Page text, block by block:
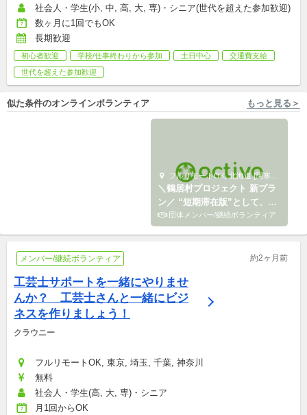
社会人・学生(小, 中, 高, 大, 専)・シニア(世代を超えた参加歓迎)
数ヶ月に1回でもOK
長期歓迎
初心者歓迎 学校/仕事終わりから参加 土日中心
交通費支給
世代を超えた参加歓迎
似た条件のオンラインボランティア もっと見る＞
フルリモートOK, 北海道 [阿寒郡] コ・イノベーション研究所 チームQUIs
＼鶴居村プロジェクト 新プラ
ン／ “短期滞在版”として、3
日間で鶴居村を体験！
団体メンバー/継続ボランティア
メンバー/継続ボランティア 約2ヶ月前
工芸士サポートを一緒にやりませ
んか？　工芸士さんと一緒にビジ
ネスを作りましょう！
クラウニー
フルリモートOK, 東京, 埼玉, 千葉, 神奈川
無料
社会人・学生(高, 大, 専)・シニア
月1回からOK